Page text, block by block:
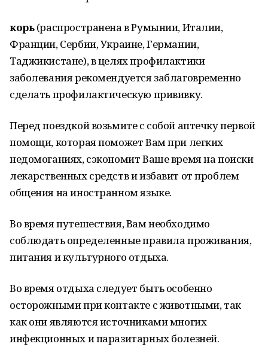
корь(распространена в Румынии, Италии,
Франции, Сербии, Украине, Германии,
Таджикистане), в целях профилактики
заболевания рекомендуется заблаговременно
сделать профилактическую прививку.
Перед поездкой возьмите с собой аптечку первой
помощи, которая поможет Вам при легких
недомоганиях, сэкономит Ваше время на поиски
лекарственных средств и избавит от проблем
общения на иностранном языке.
Во время путешествия, Вам необходимо
соблюдать определенные правила проживания,
питания и культурного отдыха.
Во время отдыха следует быть особенно
осторожными при контакте с животными, так
как они являются источниками многих
инфекционных и паразитарных болезней.